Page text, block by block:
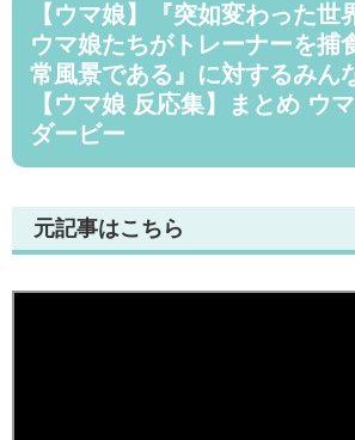
【ウマ娘】『突如変わった世
ウマ娘たちがトレーナーを捕
常風景である』に対するみん
【ウマ娘 反応集】まとめ ウ
ダービー
元記事はこちら